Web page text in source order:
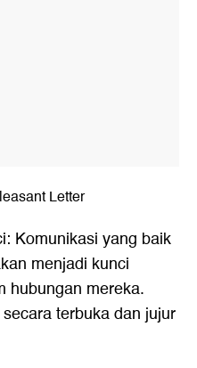
Letter
Komunikasi yang baik
menjadi kunci
hubungan mereka.
terbuka dan jujur